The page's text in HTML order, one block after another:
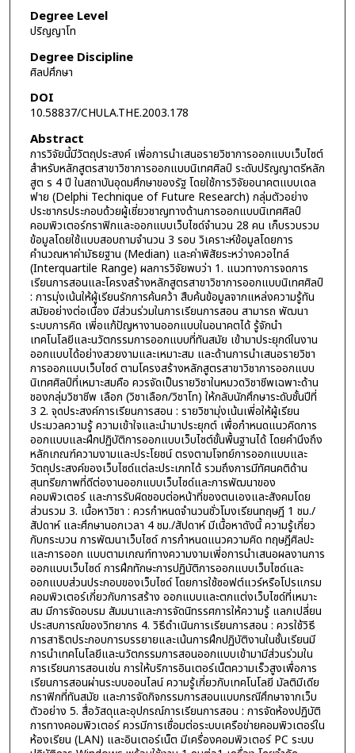
Degree Level
ปริญญาโท
Degree Discipline
ศิลปศึกษา
DOI
10.58837/CHULA.THE.2003.178
Abstract
การวิจัยนี้มีวัตถุประสงค์ เพี่อการนำเสนอรายวิชาการออกแบบเว็บไซต์
สำหรับหลักสูตรสาขาวิชาการออกแบบนิเทศศิลป์ ระดับปริญญาตรีหลัก
สูต ร 4 ปี ในสถาบันอุดมศึกษาของรัฐ โดยใช้การวิจัยอนาคตแบบเดล
ฟาย (Delphi Technique of Future Research) กลุ่มตัวอย่าง
ประชากรประกอบด้วยผู้เชี่ยวชาญทางด้านการออกแบบนิเทศศิลป์
คอมพิวเตอร์กราฟิกและออกแบบเว็บไซด์จำนวน 28 คน เก็บรวบรวม
ข้อมูลโดยใช้แบบสอบถามจำนวน 3 รอบ วิเคราะห์ข้อมูลโดยการ
คำนวณหาค่ามัธยฐาน (Median) และค่าพิสัยระหว่างควอไทล์
(Interquartile Range) ผลการวิจัยพบว่า 1. แนวทางการจดการ
เรียนการสอนและโครงสร้างหลักสูตรสาขาวิชาการออกแบบนิเทศศิลป์
: การมุ่งเน้นให้ผู้เรียนรักการค้นคว้า สืบค้นข้อมูลจากแหล่งความรู้ทัน
สมัยอย่างต่อเนื่อง มีส่วนร่วมในการเรียนการสอน สามารถ พัฒนา
ระบบการคิด เพี่อแก้ปัญหางานออกแบบในอนาคตได้ รู้จักนำ
เทคโนโลยีและนวัตกรรมการออกแบบที่ทันสมัย เข้ามาประยุกด์ในงาน
ออกแบบได้อย่างสวยงามและเหมาะสม และด้านการนำเสนอรายวิชา
การออกแบบเว็บไซด์ ตามโครงสร้างหลักสูตรสาขาวิชาการออกแบบ
นิเทศศิลป์ที่เหมาะสมคือ ควรจัดเป็นรายวิชาในหมวดวิชาชีพเฉพาะด้าน
ชองกลุ่มวิชาชีพ เลือก (วิชาเลือก/วิชาโท) ให้กลับนักศึกษาระดับชั้นปีที่
3 2. จุดประสงค์การเรียนการสอน : รายวิชามุ่งเน้นเพี่อให้ผู้เรียน
ประมวลความรู้ ความเข้าใจและนำมาประยุกต์ เพื่อกำหนดแนวคิดการ
ออกแบบและฝึกปฏิบัติการออกแบบเว็บไซต์ขั้นพื้นฐานได้ โดยคำนึงถึง
หลักเกณฑ์ความงามและประโยชน์ ตรงตามโจทย์การออกแบบและ
วัตถุประสงค์ของเว็บไซด์แต่ละประเภทได้ รวมถึงการมีทัศนคติด้าน
สุนทรียภาพที่ดีต่องานออกแบบเว็บไซด์และการพัฒนาของ
คอมพิวเตอร์ และการรับผิดชอบต่อหน้าที่ของตนเองและสังคมโดย
ส่วนรวม 3. เนื้อหาวิชา : ควรกำหนดจำนวนชั่วโมงเรียนทฤษฎี 1 ชม./
สัปดาห์ และศึกษานอกเวลา 4 ชม./สัปดาห์ มีเนื้อหาดังนี้ ความรู้เกี่ยว
กับกระบวน การพัฒนาเว็บไซด์ การกำหนดแนวความคิด ทฤษฎีศิลปะ
และการออก แบบตามเกณฑ์ทางความงามเพี่อการนำเสนอผลงานการ
ออกแบบเว็บไซด์ การฝึกทักษะการปฏิบัติการออกแบบเว็บไซด์และ
ออกแบบส่วนประกอบของเว็บไซด์ โดยการใช้ซอฟต์แวร์หรือโปรแกรม
คอมพิวเตอร์เกี่ยวกับการสร้าง ออกแบบและตกแต่งเว็บไซด์ที่เหมาะ
สม มีการจัดอบรม สัมมนาและการจัดนิทรรศการให้ความรู้ แลกเปลี่ยน
ประสบการณ์ของวิทยากร 4. วิธีดำเนินการเรียนการสอน : ควรใช้วิธี
การสาธิตประกอบการบรรยายและเน้นการฝึกปฏิบัติงานในชั้นเรียนมี
การนำเทคโนโลยีและนวัตกรรมการสอนออกแบบเข้ามามีส่วนร่วมใน
การเรียนการสอนเช่น การให้บริการอินเตอร์เน็ตความเร็วสูงเพื่อการ
เรียนการสอนผ่านระบบออนไลน์ ความรู้เกี่ยวกับเทคโนโลยี มัลติมีเดีย
กราฟิกที่ทันสมัย และการจัดกิจกรรมการสอนแบบกรณีศึกษาจากเว็บ
ตัวอย่าง 5. สื่อวัสดุและอุปกรณ์การเรียนการสอน : การจัดห้องปฏิบัติ
การทางคอมพิวเตอร์ ควรมีการเชื่อมต่อระบบเครือข่ายคอมพิวเตอร์ใน
ห้องเรียน (LAN) และอินเตอร์เน็ต มีเครื่องคอมพิวเตอร์ PC ระบบ